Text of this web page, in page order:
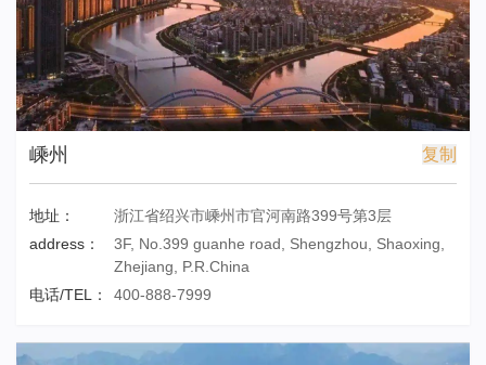
嵊州 复制
地址：
浙江省绍兴市嵊州市官河南路399号第3层
address：
3F, No.399 guanhe road, Shengzhou, Shaoxing,
Zhejiang, P.R.China
电话/TEL：
400-888-7999